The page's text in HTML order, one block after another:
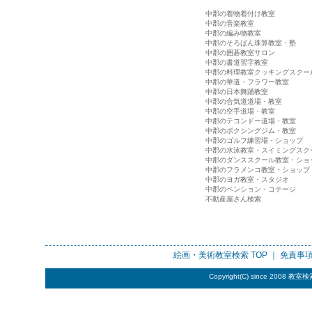
中郡の着物着付け教室
中郡の音楽教室
中郡の編み物教室
中郡のそろばん珠算教室・塾
中郡の囲碁教室サロン
中郡の書道習字教室
中郡の料理教室クッキングスクー
中郡の華道・フラワー教室
中郡の日本舞踊教室
中郡の合気道道場・教室
中郡の空手道場・教室
中郡のテコンドー道場・教室
中郡のボクシングジム・教室
中郡のゴルフ練習場・ショップ
中郡の水泳教室・スイミングスク
中郡のダンススクール教室・ショ
中郡のフラメンコ教室・ショップ
中郡のヨガ教室・スタジオ
中郡のペンション・コテージ
不動産屋さん検索
絵画・美術教室検索TOP ｜ 免責事
Copyright(C) since 2008 教室検